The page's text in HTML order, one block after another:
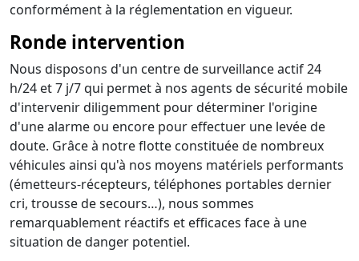
conformément à la réglementation en vigueur.
Ronde intervention
Nous disposons d'un centre de surveillance actif 24
h/24 et 7 j/7 qui permet à nos agents de sécurité mobile
d'intervenir diligemment pour déterminer l'origine
d'une alarme ou encore pour effectuer une levée de
doute. Grâce à notre flotte constituée de nombreux
véhicules ainsi qu'à nos moyens matériels performants
(émetteurs-récepteurs, téléphones portables dernier
cri, trousse de secours…), nous sommes
remarquablement réactifs et efficaces face à une
situation de danger potentiel.